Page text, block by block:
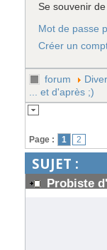
Se souvenir
Mot de passe
Créer un
forum
... et d'après ;)
Page : 1 2
SUJET :
Probiste